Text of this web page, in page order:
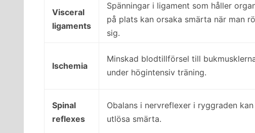
Visceral
ligaments
Spänningar i ligament som håller
på plats kan orsaka smärta när man
sig.
Ischemia
Minskad blodtillförsel till
under högintensiv träning.
Spinal
reflexes
Obalans i nervreflexer i ryggraden kan
utlösa smärta.